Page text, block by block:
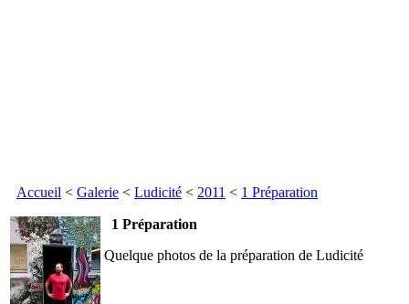
Accueil < Galerie < Ludicité < 2011 < 1 Préparation
1 Préparation
Quelque photos de la préparation de Ludicité